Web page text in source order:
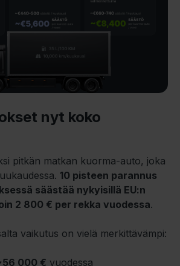
nyt koko
pitkän matkan kuorma-auto, joka
10 pisteen parannus
säästää nykyisillä EU:n
2 800 € per rekka vuodessa.
vaikutus on vielä merkittävämpi:
000 € vuodessa